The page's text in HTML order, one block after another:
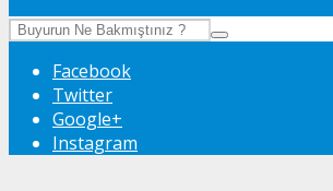
Facebook
Twitter
Google+
Instagram